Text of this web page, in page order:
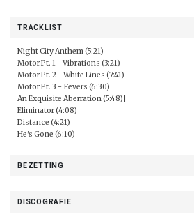
TRACKLIST
Night City Anthem (5:21)
Motor Pt. 1 - Vibrations (3:21)
Motor Pt. 2 - White Lines (7:41)
Motor Pt. 3 - Fevers (6:30)
An Exquisite Aberration (5:48)|
Eliminator (4:08)
Distance (4:21)
He's Gone (6:10)
BEZETTING
DISCOGRAFIE